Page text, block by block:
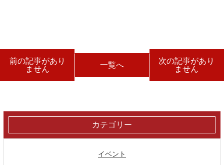
前の記事があり
ません
一覧へ
次の記事があり
ません
カテゴリー
イベント